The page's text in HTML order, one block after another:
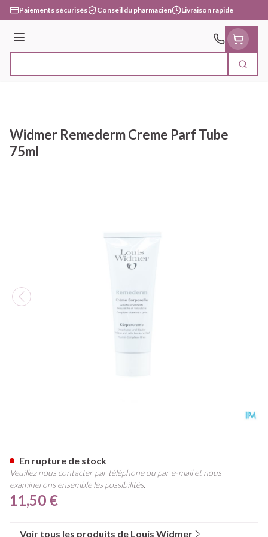
Aller au contenu
Paiements sécurisés Conseil du pharmacien Livraison rapide
Menu
Rechercher
Widmer Remederm Creme Parf Tube
75ml
11,50 €
En rupture de stock
Veuillez nous contacter par téléphone ou par e-mail et nous
examinerons ensemble les possibilités.
Voir tous les produits de Louis Widmer